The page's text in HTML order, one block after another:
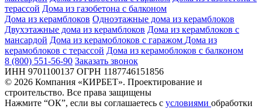
терассой Дома из газобетона с балконом
Дома из керамблоков Одноэтажные дома из керамблоков
Двухэтажные дома из керамблоков Дома из керамблоков с
мансардой Дома из керамоблоков с гаражом Дома из
керамоблоков с терассой Дома из керамоблоков с балконом
8 (800) 551-56-90 Заказать звонок
ИНН 9701100137 ОГРН 1187746151856
© 2026 Компания «КИРБЕТ». Проектирование и
строительство. Все права защищены
Нажмите “ОК”, если вы соглашаетесь с условиями обработки